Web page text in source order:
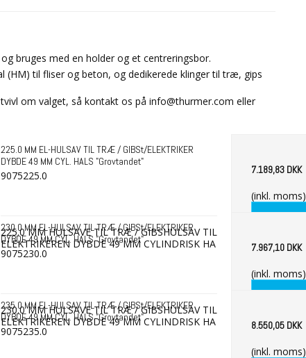
bruges med en holder og et centreringsbor.
til fliser og beton, og dedikerede klinger til træ, gips
om valget, så kontakt os på info@thurmer.com eller
225.0 MM EL-HULSAV TIL TRÆ / GIBSt/ELEKTRIKER
DYBDE 49 MM CYL. HALS "Grovtandet"
9075225.0
225.0 MM HULSAVE TIL TRÆ / GIBSHULSAV TIL
ELEKTRIKEREN DYBDE 49 MM CYLINDRISK HA
7.189,83 DKK
(inkl. moms)
230.0 MM EL-HULSAV TIL TRÆ / GIBSt/ELEKTRIKER
DYBDE 49 MM CYL. HALS "Grovtandet"
9075230.0
230.0 MM HULSAVE TIL TRÆ / GIBSHULSAV TIL
ELEKTRIKEREN DYBDE 49 MM CYLINDRISK HA
7.967,10 DKK
(inkl. moms)
235.0 MM EL-HULSAV TIL TRÆ / GIBSt/ELEKTRIKER
DYBDE 49 MM CYL. HALS "Grovtandet"
9075235.0 8.550,05 DKK
(inkl. moms)